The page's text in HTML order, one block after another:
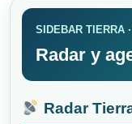
SIDEBAR TIERRA
Radar y
Radar